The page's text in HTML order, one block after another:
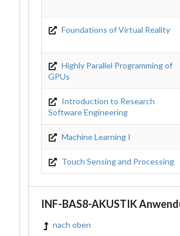
Foundations of Virtual Reality
Highly Parallel Programming of
GPUs
Introduction to Research
Software Engineering
Machine Learning I
Touch Sensing and Processing
INF-BAS8-AKUSTIK
nach oben